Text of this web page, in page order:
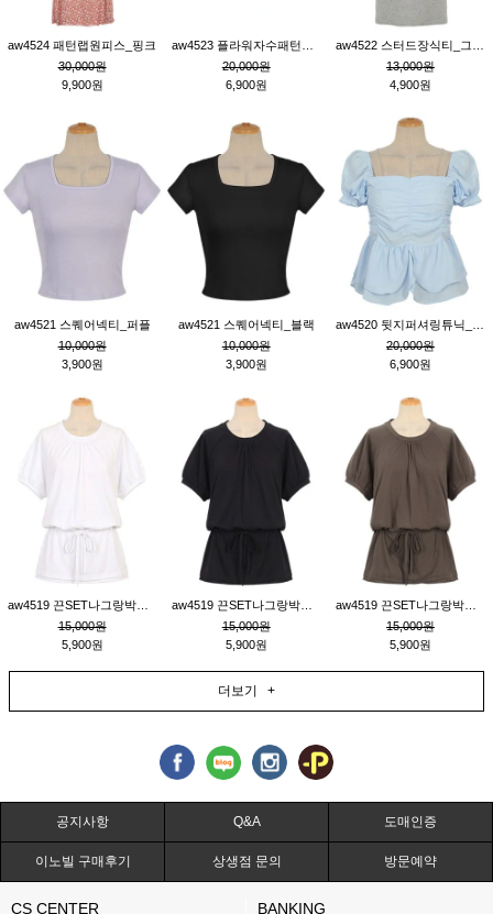
aw4524 패턴랩원피스_핑크
30,000원
9,900원
20,000원
6,900원
13,000원
4,900원
aw4521 스퀘어넥티_퍼플
10,000원
3,900원
aw4521 스퀘어넥티_블랙
10,000원
3,900원
20,000원
6,900원
15,000원
5,900원
15,000원
5,900원
15,000원
5,900원
더보기 +
공지사항 Q&A 도매인증
이노빌 구매후기 상생점 문의 방문예약
CS CENTER BANKING